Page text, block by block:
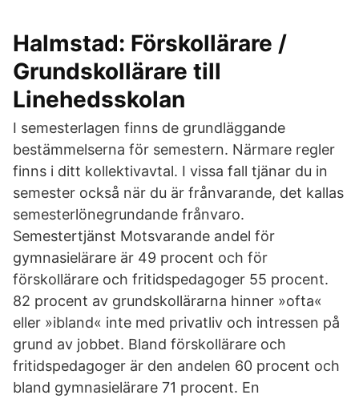
Halmstad: Förskollärare /
Grundskollärare till
Linehedsskolan
I semesterlagen finns de grundläggande
bestämmelserna för semestern. Närmare regler
finns i ditt kollektivavtal. I vissa fall tjänar du in
semester också när du är frånvarande, det kallas
semesterlönegrundande frånvaro.
Semestertjänst Motsvarande andel för
gymnasielärare är 49 procent och för
förskollärare och fritidspedagoger 55 procent.
82 procent av grundskollärarna hinner »ofta«
eller »ibland« inte med privatliv och intressen på
grund av jobbet. Bland förskollärare och
fritidspedagoger är den andelen 60 procent och
bland gymnasielärare 71 procent. En